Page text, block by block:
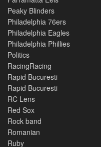
Peaky Blinders
Philadelphia 76ers
Philadelphia Eagles
Philadelphia Phillies
Politics
RacingRacing
Rapid Bucuresti
Rapid Bucuresti
RC Lens
Red Sox
Rock band
Romanian
Ruby